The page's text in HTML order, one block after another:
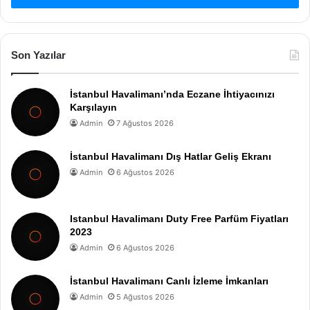
Son Yazılar
İstanbul Havalimanı’nda Eczane İhtiyacınızı
Karşılayın
Admin 7 Ağustos 2026
İstanbul Havalimanı Dış Hatlar Geliş Ekranı
Admin 6 Ağustos 2026
Istanbul Havalimanı Duty Free Parfüm Fiyatları
2023
Admin 6 Ağustos 2026
İstanbul Havalimanı Canlı İzleme İmkanları
Admin 5 Ağustos 2026